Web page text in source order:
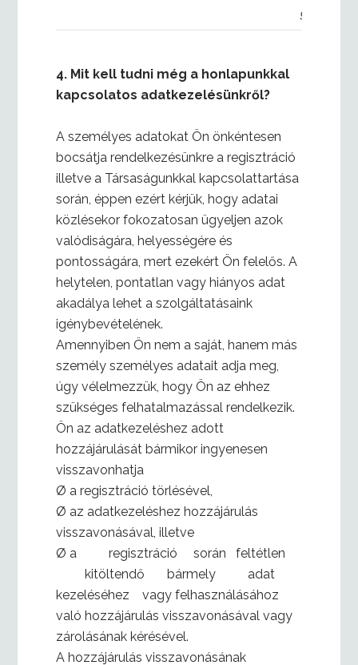
gál
4. Mit kell tudni még a honlapunkkal
kapcsolatos adatkezelésünkről?
A személyes adatokat Ön önkéntesen
bocsátja rendelkezésünkre a regisztráció
illetve a Társaságunkkal kapcsolattartása
során, éppen ezért kérjük, hogy adatai
közlésekor fokozatosan ügyeljen azok
valódiságára, helyességére és
pontosságára, mert ezekért Ön felelős. A
helytelen, pontatlan vagy hiányos adat
akadálya lehet a szolgáltatásaink
igénybevételének.
Amennyiben Ön nem a saját, hanem más
személy személyes adatait adja meg,
úgy vélelmezzük, hogy Ön az ehhez
szükséges felhatalmazással rendelkezik.
Ön az adatkezeléshez adott
hozzájárulását bármikor ingyenesen
visszavonhatja
Ø a regisztráció törlésével,
Ø az adatkezeléshez hozzájárulás
visszavonásával, illetve
Ø a regisztráció során feltétlen
kitöltendő bármely adat
kezeléséhez vagy felhasználásához
való hozzájárulás visszavonásával vagy
zárolásának kérésével.
A hozzájárulás visszavonásának